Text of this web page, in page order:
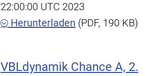
22:00:00 UTC 2023
Herunterladen (PDF, 190 KB)
VBLdynamik Chance A, 2.